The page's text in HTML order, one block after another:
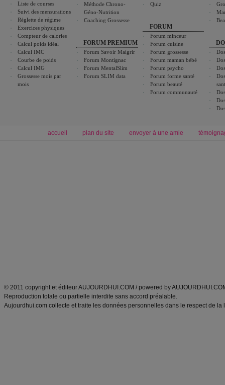
Liste de courses
Suivi des mensurations
Réglette de régime
Exercices physiques
Compteur de calories
Calcul poids idéal
Calcul IMC
Courbe de poids
Calcul IMG
Grossesse mois par
mois
Méthode Chrono-
Géno-Nutrition
Coaching Grossesse
FORUM PREMIUM
Forum Savoir Maigrir
Forum Montignac
Forum MentalSlim
Forum SLIM data
Quiz
FORUM
Forum minceur
Forum cuisine
Forum grossesse
Forum maman bébé
Forum psycho
Forum forme santé
Forum beauté
Forum communauté
accueil plan du site envoyer à une amie
© 2011 copyright et éditeur AUJOURDHUI.COM / powered by
Reproduction totale ou partielle interdite sans accord préalable.
Aujourdhui.com collecte et traite les données personnelles dans le respect de